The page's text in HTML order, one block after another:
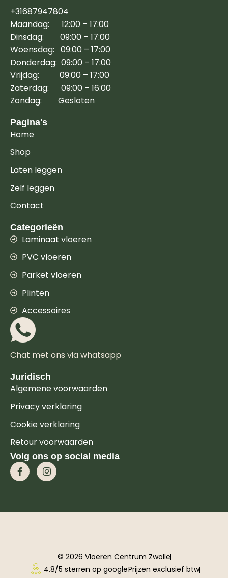
+31687947804
Maandag: 12:00 – 17:00
Dinsdag: 09:00 – 17:00
Woensdag: 09:00 – 17:00
Donderdag: 09:00 – 17:00
Vrijdag: 09:00 – 17:00
Zaterdag: 09:00 – 16:00
Zondag: Gesloten
Pagina's
Home
Shop
Laten leggen
Zelf leggen
Contact
Categorieën
Laminaat vloeren
PVC vloeren
Parket vloeren
Plinten
Accessoires
Chat met ons via whatsapp
Juridisch
Algemene voorwaarden
Privacy verklaring
Cookie verklaring
Retour voorwaarden
Volg ons op social media
© 2026 Vloeren Centrum Zwolle
4.8/5 sterren op googlePrijzen exclusief btw